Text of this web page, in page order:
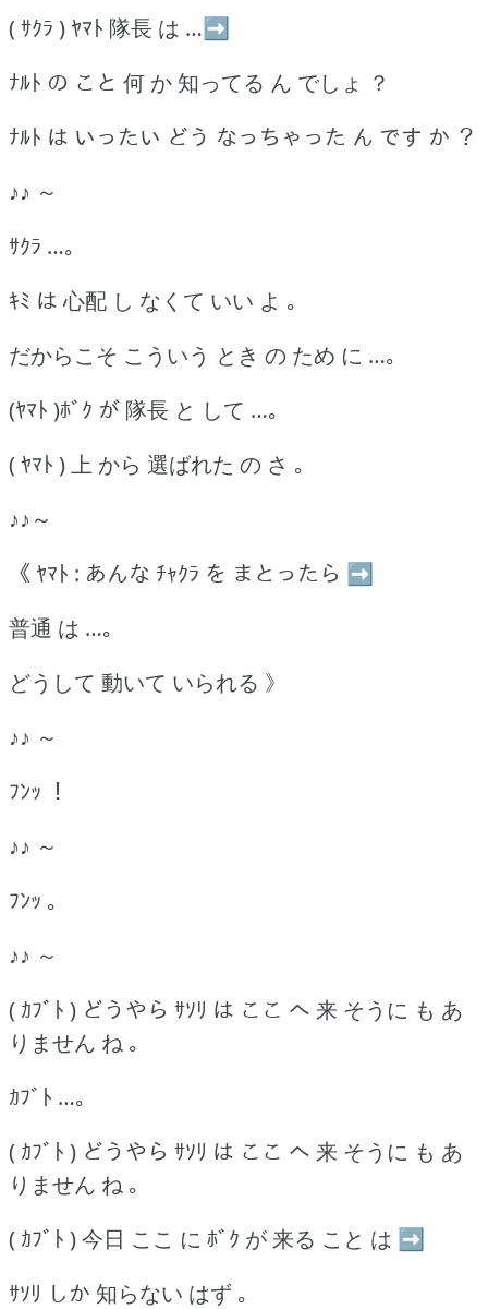
( ｻｸﾗ ) ﾔﾏﾄ 隊長 は …➡
ﾅﾙﾄ の こと 何 か 知ってる ん でしょ ？
ﾅﾙﾄ は いったい どう なっちゃった ん です か ？
♪♪ ～
ｻｸﾗ …｡
ｷﾐ は 心配 し なくて いい よ ｡
だからこそ こういう とき の ため に …｡
(ﾔﾏﾄ )ﾎﾞｸ が 隊長 と して …｡
( ﾔﾏﾄ ) 上 から 選ばれた の さ ｡
♪♪～
《 ﾔﾏﾄ : あんな ﾁｬｸﾗ を まとったら ➡
普通 は …｡
どうして 動いて いられる 》
♪♪ ～
ﾌﾝｯ ！
♪♪ ～
ﾌﾝｯ ｡
♪♪ ～
( ｶﾌﾞﾄ ) どうやら ｻｿﾘ は ここ へ 来 そうに も あ
りません ね ｡
ｶﾌﾞﾄ …｡
( ｶﾌﾞﾄ ) どうやら ｻｿﾘ は ここ へ 来 そうに も あ
りません ね ｡
( ｶﾌﾞﾄ ) 今日 ここ に ﾎﾞｸ が 来る こと は ➡
ｻｿﾘ しか 知らない はず ｡